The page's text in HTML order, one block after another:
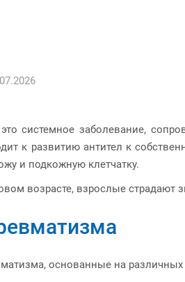
системное заболевание,
к развитию антител к
и подкожную клетчатку.
возрасте, взрослые
основанные на различных